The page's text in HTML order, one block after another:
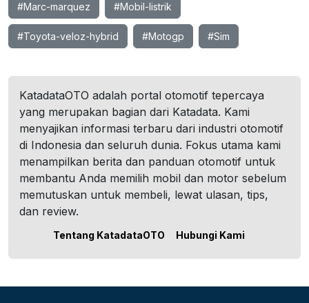
#Marc-marquez #Mobil-listrik
#Toyota-veloz-hybrid #Motogp #Sim
KatadataOTO adalah portal otomotif tepercaya
yang merupakan bagian dari Katadata. Kami
menyajikan informasi terbaru dari industri otomotif
di Indonesia dan seluruh dunia. Fokus utama kami
menampilkan berita dan panduan otomotif untuk
membantu Anda memilih mobil dan motor sebelum
memutuskan untuk membeli, lewat ulasan, tips,
dan review.
Tentang KatadataOTO Hubungi Kami